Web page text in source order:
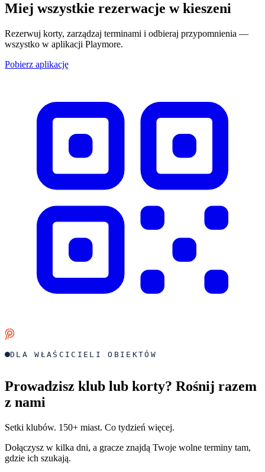
Miej wszystkie rezerwacje w kieszeni
Rezerwuj korty, zarządzaj terminami i odbieraj przypomnienia —
wszystko w aplikacji Playmore.
Pobierz aplikację
DLA WŁAŚCICIELI OBIEKTÓW
Prowadzisz klub lub korty? Rośnij razem
z nami
Setki klubów. 150+ miast. Co tydzień więcej.
Dołączysz w kilka dni, a gracze znajdą Twoje wolne terminy tam,
gdzie ich szukają.